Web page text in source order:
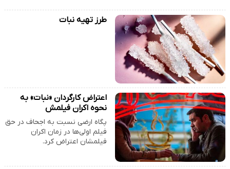
طرز تهیه نبات
اعتراض کارگردان «نبات» به
نحوه اکران فیلمش
پگاه ارضی نسبت به اجحاف در حق
فیلم اولی‌ها در زمان اکران
فیلمشان اعتراض کرد.